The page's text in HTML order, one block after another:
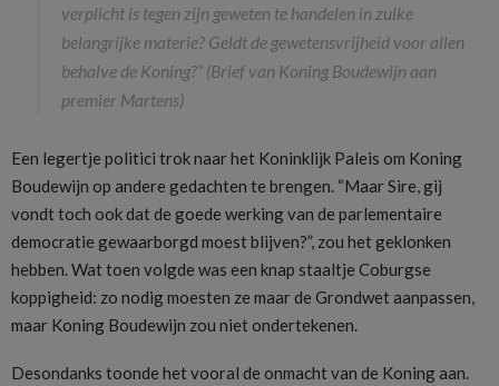
verplicht is tegen zijn geweten te handelen in zulke
belangrijke materie? Geldt de gewetensvrijheid voor allen
behalve de Koning?” (Brief van Koning Boudewijn aan
premier Martens)
Een legertje politici trok naar het Koninklijk Paleis om Koning
Boudewijn op andere gedachten te brengen. “Maar Sire, gij
vondt toch ook dat de goede werking van de parlementaire
democratie gewaarborgd moest blijven?”, zou het geklonken
hebben. Wat toen volgde was een knap staaltje Coburgse
koppigheid: zo nodig moesten ze maar de Grondwet aanpassen,
maar Koning Boudewijn zou niet ondertekenen.
Desondanks toonde het vooral de onmacht van de Koning aan.